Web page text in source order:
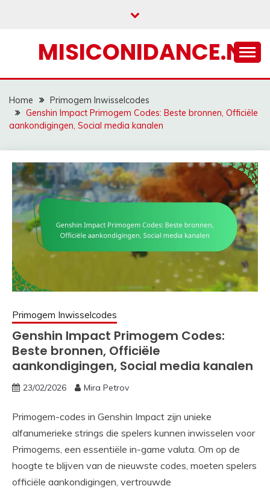
MISICONIDANCE.NL
Home
Primogem Inwisselcodes
Genshin Impact Primogem Codes: Beste bronnen, Officiële
aankondigingen, Social media kanalen
Primogem Inwisselcodes
Genshin Impact Primogem Codes:
Beste bronnen, Officiële
aankondigingen, Social media kanalen
23/02/2026 Mira Petrov
Primogem-codes in Genshin Impact zijn unieke
alfanumerieke strings die spelers kunnen inwisselen voor
Primogems, een essentiële in-game valuta. Om op de
hoogte te blijven van de nieuwste codes, moeten spelers
officiële aankondigingen, vertrouwde